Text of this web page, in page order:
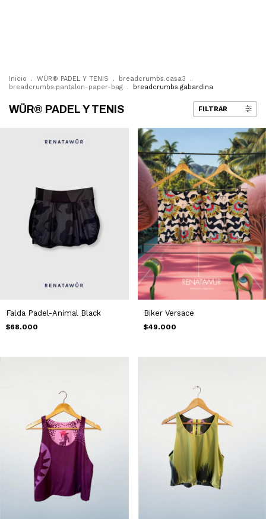
Inicio . WÜR® PADEL Y TENIS . breadcrumbs.casa3
.
breadcrumbs.pantalon-paper-bag
. breadcrumbs.gabardina
WÜR® PADEL Y TENIS FILTRAR
Falda Padel-Animal Black
$68.000
Biker Versace
$49.000